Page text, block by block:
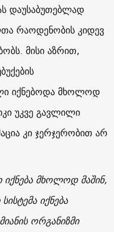
დაუსაბუთებლად
რაოდენობის კიდევ
მისი აზრით,
იქნებოდა მხოლოდ
უკვე გავლილი
კი ჯერჯერობით არ
მხოლოდ მაშინ,
იქნება
ორგანიზმი